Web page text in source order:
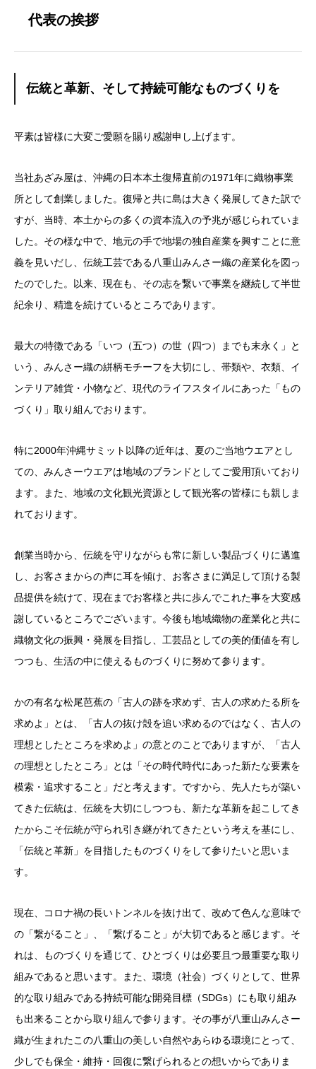
代表の挨拶
伝統と革新、そして持続可能なものづくりを
平素は皆様に大変ご愛願を賜り感謝申し上げます。
当社あざみ屋は、沖縄の日本本土復帰直前の1971年に織物事業
所として創業しました。復帰と共に島は大きく発展してきた訳で
すが、当時、本土からの多くの資本流入の予兆が感じられていま
した。その様な中で、地元の手で地場の独自産業を興すことに意
義を見いだし、伝統工芸である八重山みんさー織の産業化を図っ
たのでした。以来、現在も、その志を繋いで事業を継続して半世
紀余り、精進を続けているところであります。
最大の特徴である「いつ（五つ）の世（四つ）までも末永く」と
いう、みんさー織の絣柄モチーフを大切にし、帯類や、衣類、イ
ンテリア雑貨・小物など、現代のライフスタイルにあった「もの
づくり」取り組んでおります。
特に2000年沖縄サミット以降の近年は、夏のご当地ウエアとし
ての、みんさーウエアは地域のブランドとしてご愛用頂いており
ます。また、地域の文化観光資源として観光客の皆様にも親しま
れております。
創業当時から、伝統を守りながらも常に新しい製品づくりに邁進
し、お客さまからの声に耳を傾け、お客さまに満足して頂ける製
品提供を続けて、現在までお客様と共に歩んでこれた事を大変感
謝しているところでございます。今後も地域織物の産業化と共に
織物文化の振興・発展を目指し、工芸品としての美的価値を有し
つつも、生活の中に使えるものづくりに努めて参ります。
かの有名な松尾芭蕉の「古人の跡を求めず、古人の求めたる所を
求めよ」とは、「古人の抜け殻を追い求めるのではなく、古人の
理想としたところを求めよ」の意とのことでありますが、「古人
の理想としたところ」とは「その時代時代にあった新たな要素を
模索・追求すること」だと考えます。ですから、先人たちが築い
てきた伝統は、伝統を大切にしつつも、新たな革新を起こしてき
たからこそ伝統が守られ引き継がれてきたという考えを基にし、
「伝統と革新」を目指したものづくりをして参りたいと思いま
す。
現在、コロナ禍の長いトンネルを抜け出て、改めて色んな意味で
の「繋がること」、「繋げること」が大切であると感じます。そ
れは、ものづくりを通じて、ひとづくりは必要且つ最重要な取り
組みであると思います。また、環境（社会）づくりとして、世界
的な取り組みである持続可能な開発目標（SDGs）にも取り組み
も出来ることから取り組んで参ります。その事が八重山みんさー
織が生まれたこの八重山の美しい自然やあらゆる環境にとって、
少しでも保全・維持・回復に繋げられるとの想いからでありま